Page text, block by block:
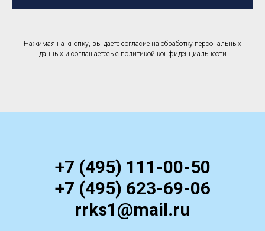
Нажимая на кнопку, вы даете согласие на обработку персональных
данных и соглашаетесь c политикой конфиденциальности
+7 (495) 111-00-50
+7 (495) 623-69-06
rrks1@mail.ru